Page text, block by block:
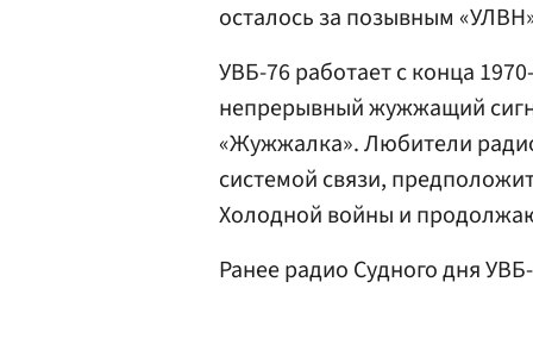
осталось за позывным
УВБ-76 работает с конца
непрерывный жужжащий
«Жужжалка». Любители
системой связи,
Холодной войны и
Ранее радио Судного дня